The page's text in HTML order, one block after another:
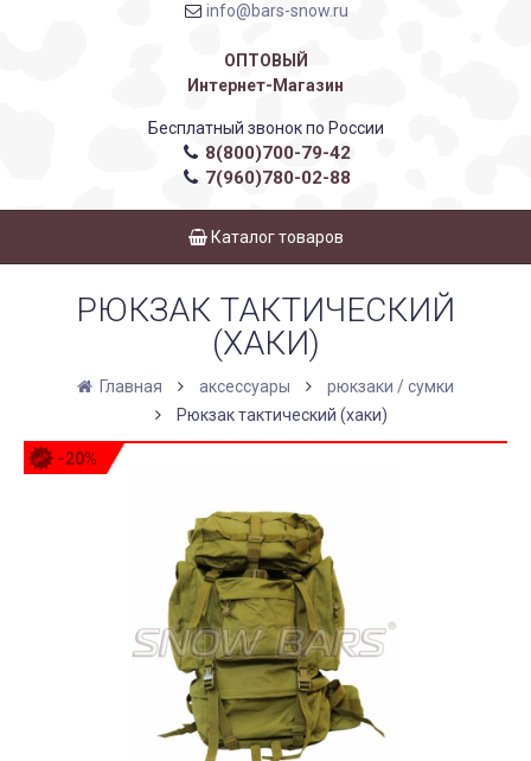
info@bars-snow.ru
ОПТОВЫЙ
Интернет-Магазин
Бесплатный звонок по России
8(800)700-79-42
7(960)780-02-88
Каталог товаров
РЮКЗАК ТАКТИЧЕСКИЙ
(ХАКИ)
Главная аксессуары
рюкзаки / сумки
Рюкзак тактический (хаки)
-20%